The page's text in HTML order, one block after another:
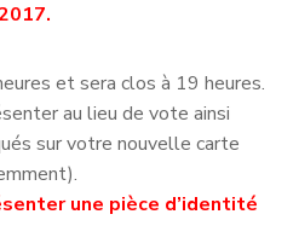
et sera clos à 19 heures.
au lieu de vote ainsi
sur votre nouvelle carte
une pièce d’identité